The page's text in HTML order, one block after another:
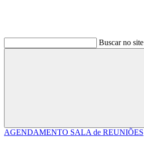
Buscar no site
Buscar
AGENDAMENTO SALA de REUNIÕES